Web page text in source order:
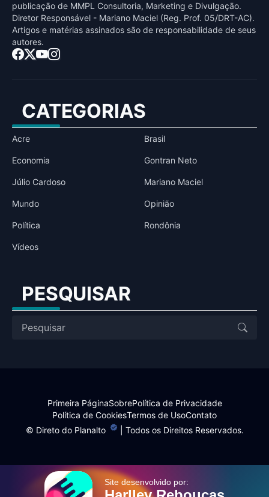
publicaçāo de MMPL Consultoria, Marketing e Divulgaçāo.
Diretor Responsável - Mariano Maciel (Reg. Prof. 05/DRT-AC).
Artigos e matérias assinados sāo de responsabilidade de seus
autores.
CATEGORIAS
Acre Brasil
Economia Gontran Neto
Júlio Cardoso Mariano Maciel
Mundo Opinião
Política Rondônia
Vídeos
PESQUISAR
© Direto do Planalto | Todos os Direitos Reservados.
Primeira PáginaSobrePolítica de Privacidade
Política de CookiesTermos de UsoContato
Site desenvolvido por: